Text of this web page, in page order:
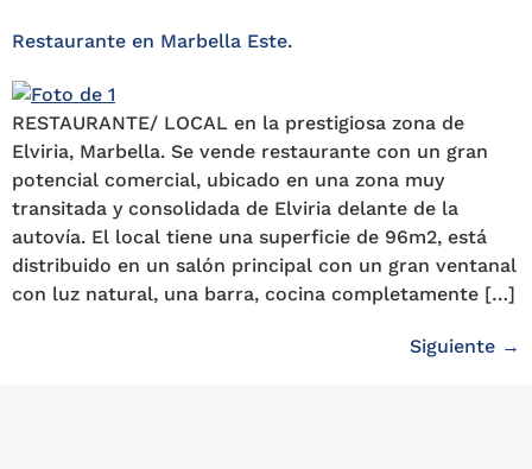
Restaurante en Marbella Este.
RESTAURANTE/ LOCAL en la prestigiosa zona de
Elviria, Marbella. Se vende restaurante con un gran
potencial comercial, ubicado en una zona muy
transitada y consolidada de Elviria delante de la
autovía. El local tiene una superficie de 96m2, está
distribuido en un salón principal con un gran ventanal
con luz natural, una barra, cocina completamente […]
Siguiente →